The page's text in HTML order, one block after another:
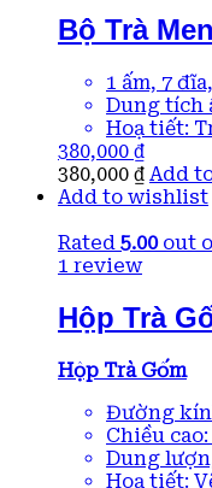
Bộ Trà
1 ấm, 7
Dung tích
Hoạ tiết:
380,000 ₫
380,000 ₫ Add
Add to wishlist
Rated 5.00out
1 review
Hộp Trà
Hộp Trà Gốm
Đường
Chiều cao:
Dung
Hoạ tiết: